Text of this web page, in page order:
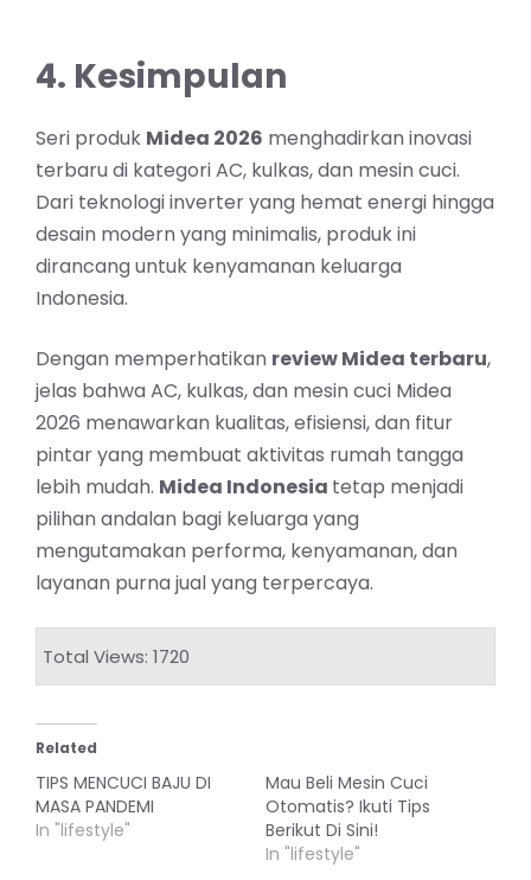
4. Kesimpulan
Seri produk Midea 2026 menghadirkan inovasi
terbaru di kategori AC, kulkas, dan mesin cuci.
Dari teknologi inverter yang hemat energi hingga
desain modern yang minimalis, produk ini
dirancang untuk kenyamanan keluarga
Indonesia.
Dengan memperhatikan review Midea terbaru,
jelas bahwa AC, kulkas, dan mesin cuci Midea
2026 menawarkan kualitas, efisiensi, dan fitur
pintar yang membuat aktivitas rumah tangga
lebih mudah. Midea Indonesia tetap menjadi
pilihan andalan bagi keluarga yang
mengutamakan performa, kenyamanan, dan
layanan purna jual yang terpercaya.
Total Views: 1720
Related
TIPS MENCUCI BAJU DI
MASA PANDEMI
In "lifestyle"
Mau Beli Mesin Cuci
Otomatis? Ikuti Tips
Berikut Di Sini!
In "lifestyle"